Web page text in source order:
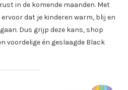
in de komende maanden. Met
dat je kinderen warm, blij en
Dus grijp deze kans, shop
voordelige én geslaagde Black